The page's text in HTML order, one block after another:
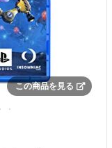
この商品を見る